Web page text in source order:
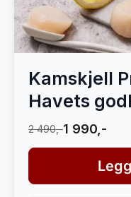
Kamskjell
Havets
2 490,-1 990,-